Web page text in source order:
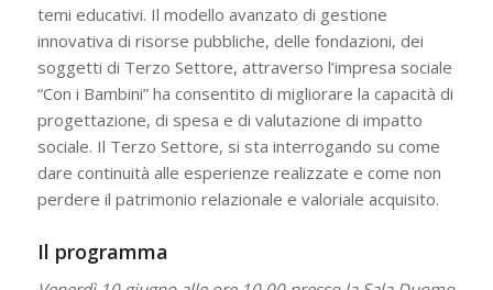
temi educativi. Il modello avanzato di gestione
innovativa di risorse pubbliche, delle fondazioni, dei
soggetti di Terzo Settore, attraverso l’impresa sociale
“Con i Bambini” ha consentito di migliorare la capacità di
progettazione, di spesa e di valutazione di impatto
sociale. Il Terzo Settore, si sta interrogando su come
dare continuità alle esperienze realizzate e come non
perdere il patrimonio relazionale e valoriale acquisito.
Il programma